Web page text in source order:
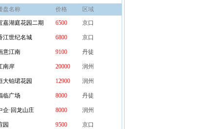
盘名称 价格 区域
坛
嘉湖庭花园二期 6500 京口
江世纪名城 6800 京口
意江南 9100 丹徒
南岸 20000 润州
大铂珺花园 12900 润州
临广场 8000 丹徒
企·回龙山庄 8000 润州
园 9500 京口